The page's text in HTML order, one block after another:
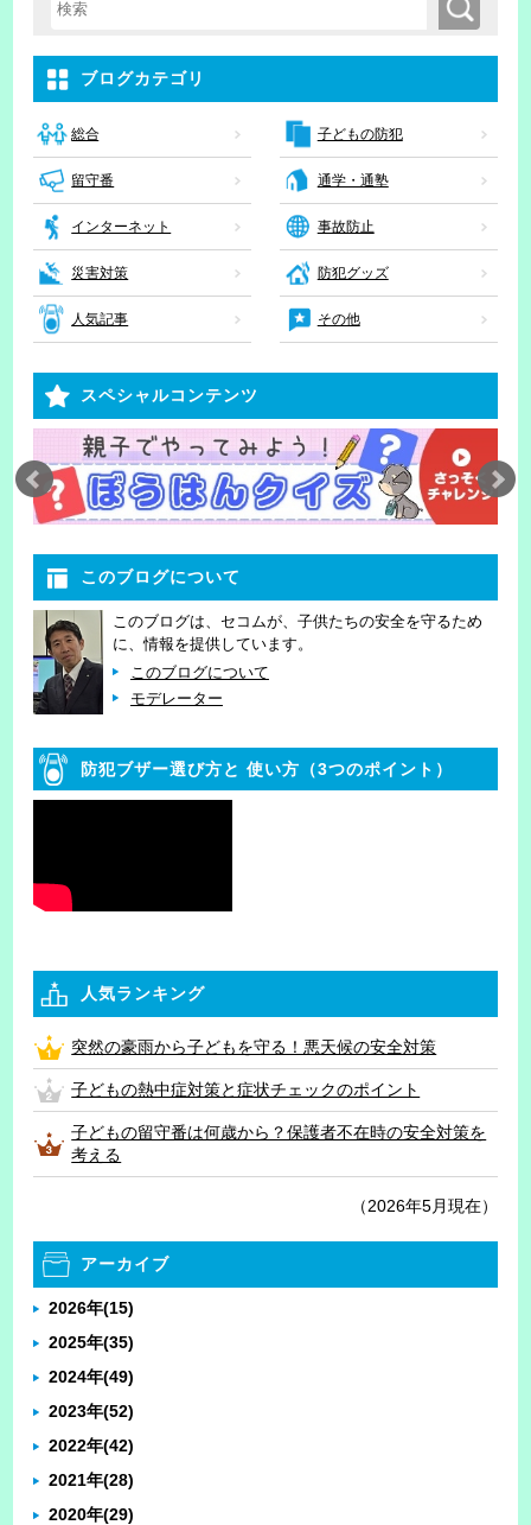
検索キーワード入力 検索
ブログカテゴリ
総合 子どもの防犯
留守番 通学・通塾
インターネット 事故防止
災害対策 防犯グッズ
人気記事 その他
スペシャルコンテンツ
このブログについて
このブログは、セコムが、子供たちの安全を守るため
に、情報を提供しています。
このブログについて
モデレーター
防犯ブザー選び方と 使い方（3つのポイント）
人気ランキング
突然の豪雨から子どもを守る！悪天候の安全対策
子どもの熱中症対策と症状チェックのポイント
子どもの留守番は何歳から？保護者不在時の安全対策を
考える
（2026年5月現在）
アーカイブ
2026年(15)
2025年(35)
2024年(49)
2023年(52)
2022年(42)
2021年(28)
2020年(29)